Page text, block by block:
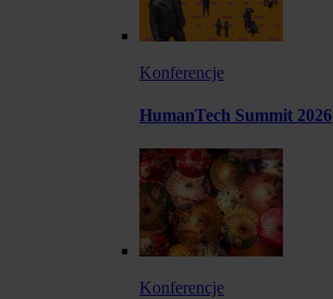
Konferencje
HumanTech Summit 2026
Konferencje